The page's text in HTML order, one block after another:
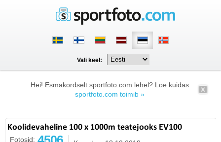
Vali keel:
Hei! Esmakordselt sportfoto.com lehel? Loe kuidas
sportfoto.com toimib »
Koolidevaheline 100 x 1000m teatejooks EV100
Fotosid: